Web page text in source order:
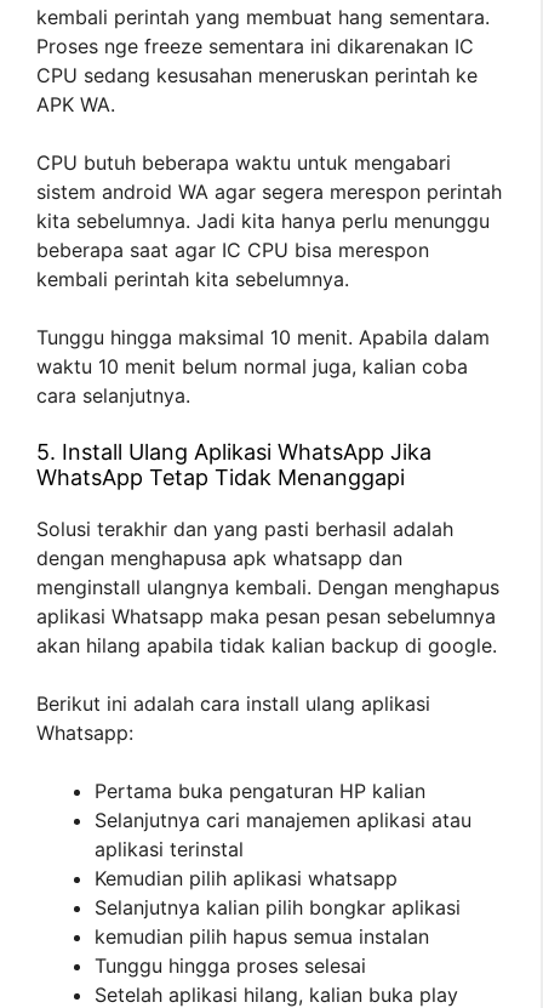
kembali perintah yang membuat hang sementara.
Proses nge freeze sementara ini dikarenakan IC
CPU sedang kesusahan meneruskan perintah ke
APK WA.
CPU butuh beberapa waktu untuk mengabari
sistem android WA agar segera merespon perintah
kita sebelumnya. Jadi kita hanya perlu menunggu
beberapa saat agar IC CPU bisa merespon
kembali perintah kita sebelumnya.
Tunggu hingga maksimal 10 menit. Apabila dalam
waktu 10 menit belum normal juga, kalian coba
cara selanjutnya.
5. Install Ulang Aplikasi WhatsApp Jika
WhatsApp Tetap Tidak Menanggapi
Solusi terakhir dan yang pasti berhasil adalah
dengan menghapusa apk whatsapp dan
menginstall ulangnya kembali. Dengan menghapus
aplikasi Whatsapp maka pesan pesan sebelumnya
akan hilang apabila tidak kalian backup di google.
Berikut ini adalah cara install ulang aplikasi
Whatsapp:
Pertama buka pengaturan HP kalian
Selanjutnya cari manajemen aplikasi atau
aplikasi terinstal
Kemudian pilih aplikasi whatsapp
Selanjutnya kalian pilih bongkar aplikasi
kemudian pilih hapus semua instalan
Tunggu hingga proses selesai
Setelah aplikasi hilang, kalian buka play